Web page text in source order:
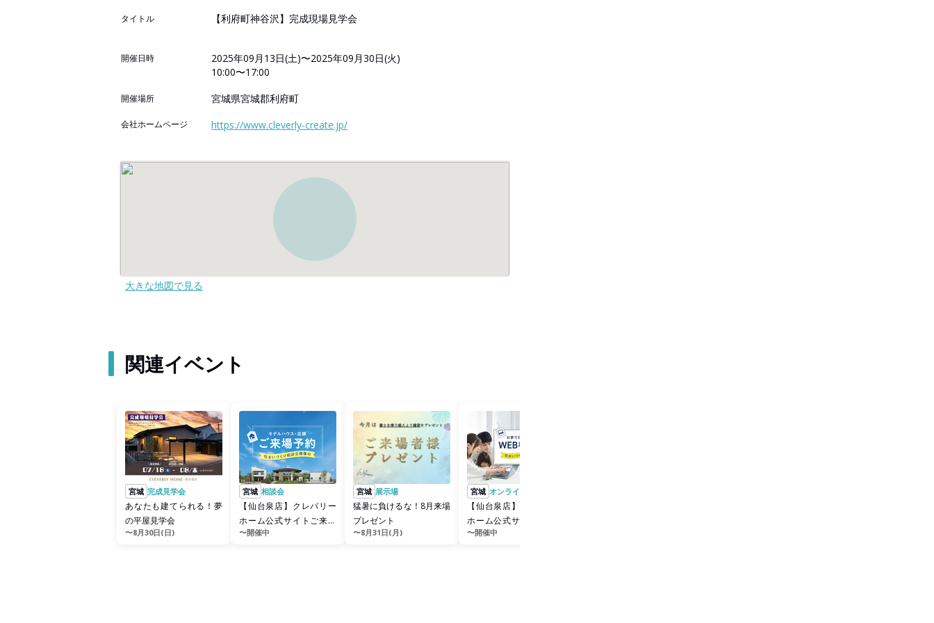
タイトル 【利府町神谷沢】完成現場見学会
開催日時
2025年09月13日(土)〜2025年09月30日(火)
10:00〜17:00
開催場所 宮城県宮城郡利府町
会社ホームページ https://www.cleverly-create.jp/
大きな地図で見る
関連イベント
宮城 完成見学会
あなたも建てられる！夢
の平屋見学会
〜8月30日(日)
宮城 相談会
【仙台泉店】クレバリー
ホーム公式サイトご来場
予約
〜開催中
宮城 展示場
猛暑に負けるな！8月来場
プレゼント
〜8月31日(月)
宮城 オンライン相談会
【仙台泉店】クレバリー
ホーム公式サイトWEBご
相談予約
〜開催中